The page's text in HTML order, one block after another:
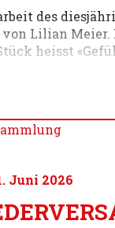
des
Lilian Meier.
heisst
Juni 2026